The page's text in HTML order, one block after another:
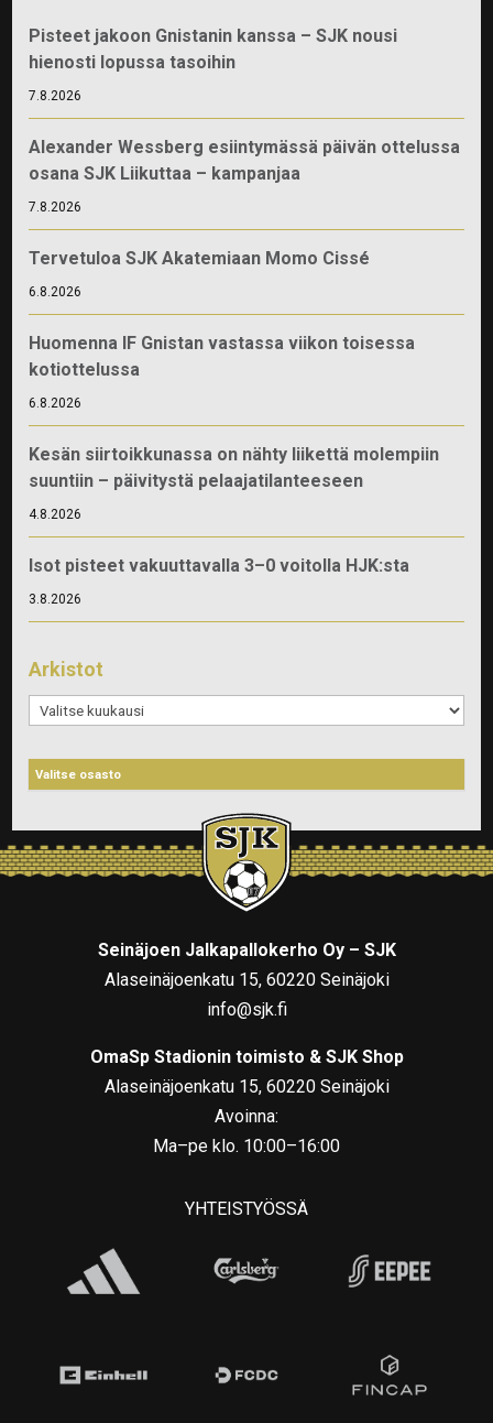
Pisteet jakoon Gnistanin kanssa – SJK nousi
hienosti lopussa tasoihin
7.8.2026
Alexander Wessberg esiintymässä päivän ottelussa
osana SJK Liikuttaa – kampanjaa
7.8.2026
Tervetuloa SJK Akatemiaan Momo Cissé
6.8.2026
Huomenna IF Gnistan vastassa viikon toisessa
kotiottelussa
6.8.2026
Kesän siirtoikkunassa on nähty liikettä molempiin
suuntiin – päivitystä pelaajatilanteeseen
4.8.2026
Isot pisteet vakuuttavalla 3–0 voitolla HJK:sta
3.8.2026
Arkistot
Arkistot
Seinäjoen Jalkapallokerho Oy – SJK
Alaseinäjoenkatu 15, 60220 Seinäjoki
info@sjk.fi
OmaSp Stadionin toimisto & SJK Shop
Alaseinäjoenkatu 15, 60220 Seinäjoki
Avoinna:
Ma–pe klo. 10:00–16:00
YHTEISTYÖSSÄ